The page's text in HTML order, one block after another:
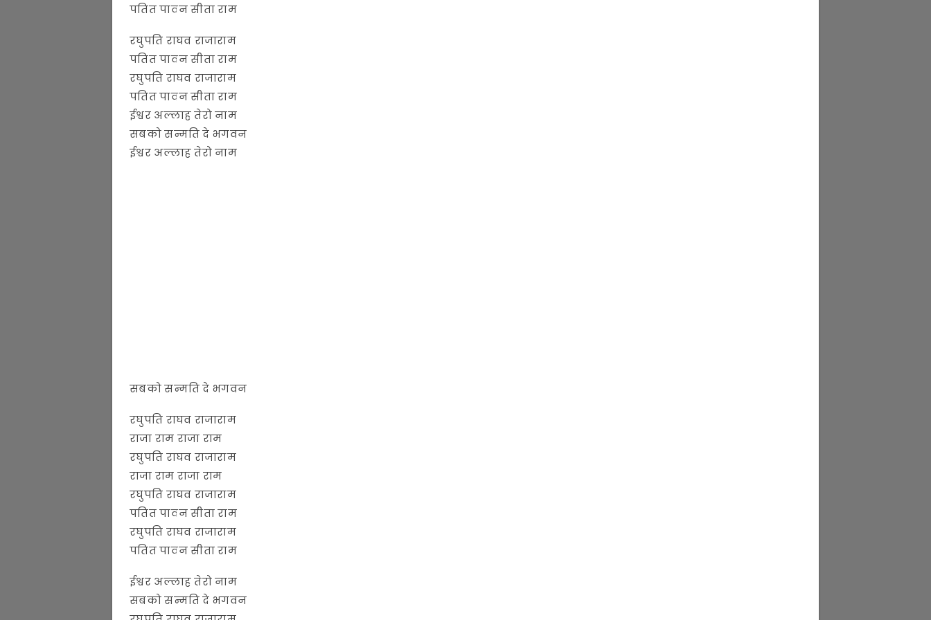
पतित पावन सीता राम
रघुपति राघव राजाराम
पतित पावन सीता राम
रघुपति राघव राजाराम
पतित पावन सीता राम
ईश्वर अल्लाह तेरो नाम
सबको सन्मति दे भगवन
ईश्वर अल्लाह तेरो नाम
सबको सन्मति दे भगवन
रघुपति राघव राजाराम
राजा राम राजा राम
रघुपति राघव राजाराम
राजा राम राजा राम
रघुपति राघव राजाराम
पतित पावन सीता राम
रघुपति राघव राजाराम
पतित पावन सीता राम
ईश्वर अल्लाह तेरो नाम
सबको सन्मति दे भगवन